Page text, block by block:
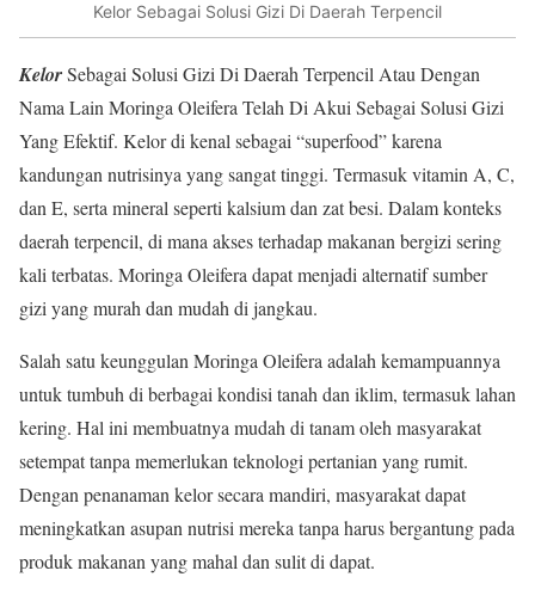
Kelor Sebagai Solusi Gizi Di Daerah Terpencil
KelorSebagai Solusi Gizi Di Daerah Terpencil Atau Dengan
Nama Lain Moringa Oleifera Telah Di Akui Sebagai Solusi Gizi
Yang Efektif. Kelor di kenal sebagai “superfood” karena
kandungan nutrisinya yang sangat tinggi. Termasuk vitamin A, C,
dan E, serta mineral seperti kalsium dan zat besi. Dalam konteks
daerah terpencil, di mana akses terhadap makanan bergizi sering
kali terbatas. Moringa Oleifera dapat menjadi alternatif sumber
gizi yang murah dan mudah di jangkau.
Salah satu keunggulan Moringa Oleifera adalah kemampuannya
untuk tumbuh di berbagai kondisi tanah dan iklim, termasuk lahan
kering. Hal ini membuatnya mudah di tanam oleh masyarakat
setempat tanpa memerlukan teknologi pertanian yang rumit.
Dengan penanaman kelor secara mandiri, masyarakat dapat
meningkatkan asupan nutrisi mereka tanpa harus bergantung pada
produk makanan yang mahal dan sulit di dapat.